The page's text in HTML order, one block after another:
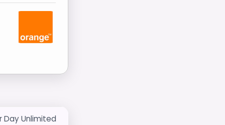
Day Unlimited